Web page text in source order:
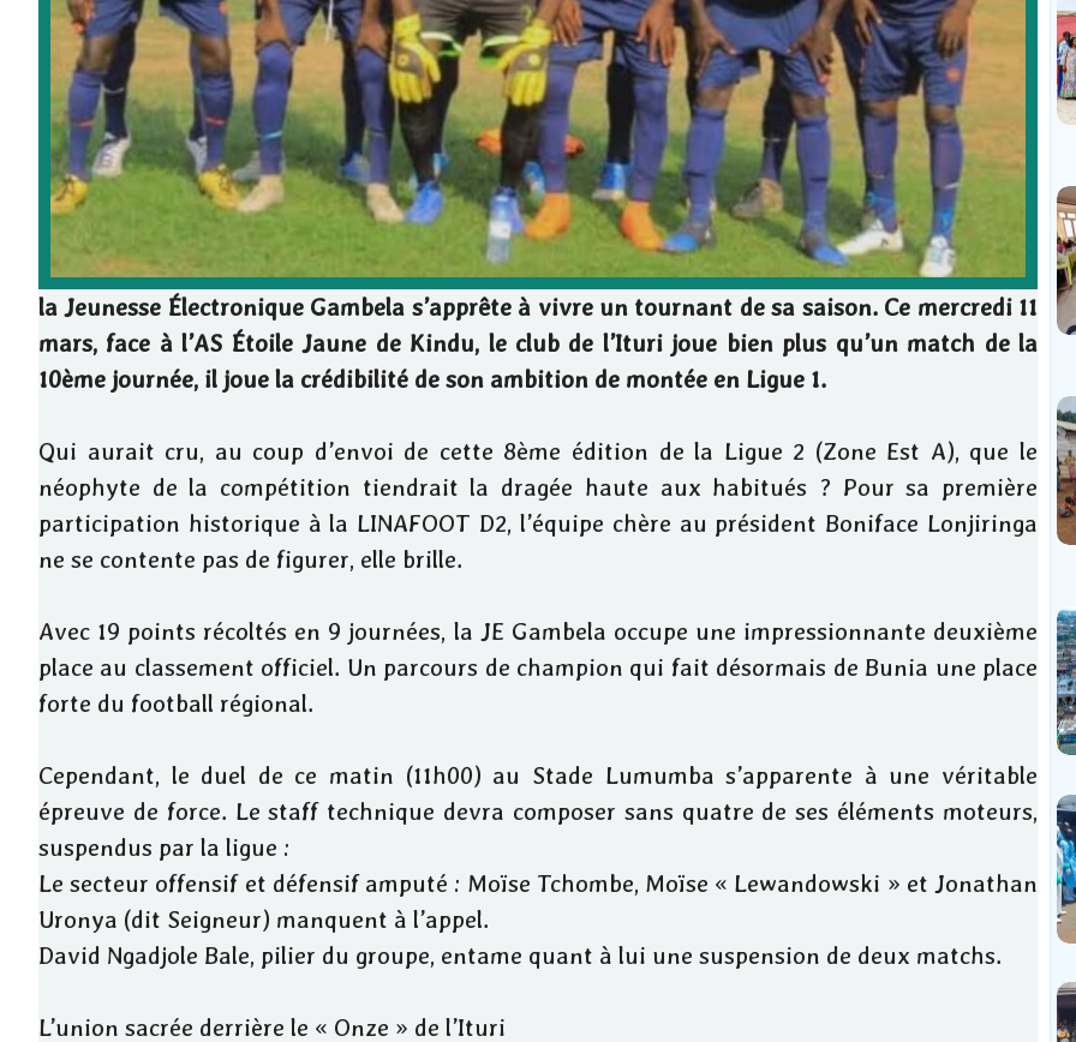
la Jeunesse Électronique Gambela s’apprête à vivre un tournant de sa saison. Ce mercredi 11
mars, face à l’AS Étoile Jaune de Kindu, le club de l’Ituri joue bien plus qu’un match de la
10ème journée, il joue la crédibilité de son ambition de montée en Ligue 1.
Qui aurait cru, au coup d’envoi de cette 8ème édition de la Ligue 2 (Zone Est A), que le
néophyte de la compétition tiendrait la dragée haute aux habitués ? Pour sa première
participation historique à la LINAFOOT D2, l’équipe chère au président Boniface Lonjiringa
ne se contente pas de figurer, elle brille.
Avec 19 points récoltés en 9 journées, la JE Gambela occupe une impressionnante deuxième
place au classement officiel. Un parcours de champion qui fait désormais de Bunia une place
forte du football régional.
Cependant, le duel de ce matin (11h00) au Stade Lumumba s’apparente à une véritable
épreuve de force. Le staff technique devra composer sans quatre de ses éléments moteurs,
suspendus par la ligue :
Le secteur offensif et défensif amputé : Moïse Tchombe, Moïse « Lewandowski » et Jonathan
Uronya (dit Seigneur) manquent à l’appel.
David Ngadjole Bale, pilier du groupe, entame quant à lui une suspension de deux matchs.
L’union sacrée derrière le « Onze » de l’Ituri